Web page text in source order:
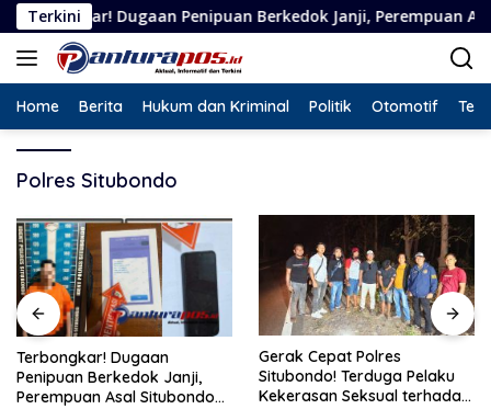
Langsung
ke
konten
TerkiniPenipuan Berkedok Janji, Perempuan Asal Situbondo
Home Berita Hukum dan Kriminal Politik Otomotif
Polres Situbondo
Terbongkar! Dugaan
Penipuan Berkedok Janji,
Perempuan Asal Situbondo
Gerak Cepat Polres
Situbondo! Terduga Pelaku
Kekerasan Seksual terhadap